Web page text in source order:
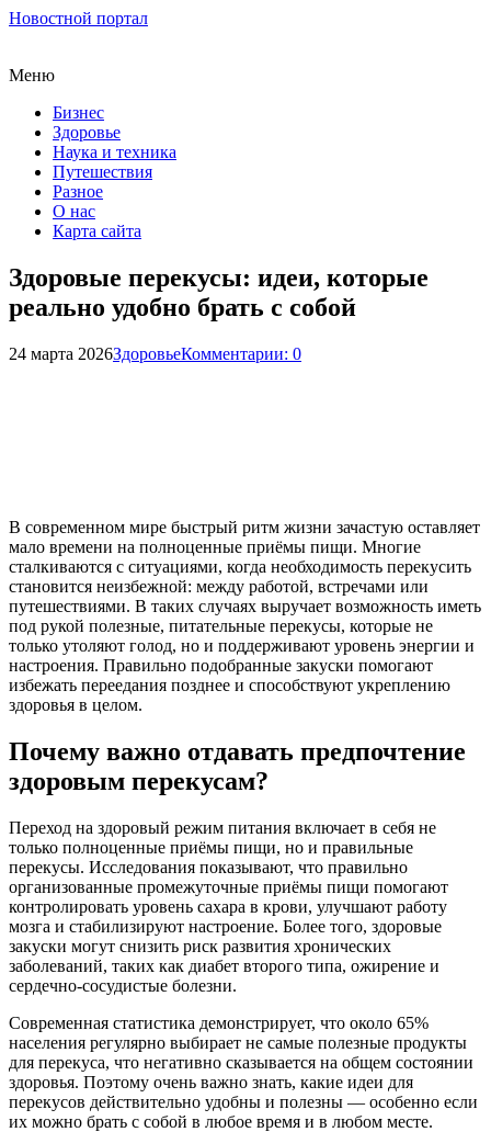
Новостной портал
Меню
Бизнес
Здоровье
Наука и техника
Путешествия
Разное
О нас
Карта сайта
Здоровые перекусы: идеи, которые
реально удобно брать с собой
24 марта 2026ЗдоровьеКомментарии: 0
В современном мире быстрый ритм жизни зачастую оставляет
мало времени на полноценные приёмы пищи. Многие
сталкиваются с ситуациями, когда необходимость перекусить
становится неизбежной: между работой, встречами или
путешествиями. В таких случаях выручает возможность иметь
под рукой полезные, питательные перекусы, которые не
только утоляют голод, но и поддерживают уровень энергии и
настроения. Правильно подобранные закуски помогают
избежать переедания позднее и способствуют укреплению
здоровья в целом.
Почему важно отдавать предпочтение
здоровым перекусам?
Переход на здоровый режим питания включает в себя не
только полноценные приёмы пищи, но и правильные
перекусы. Исследования показывают, что правильно
организованные промежуточные приёмы пищи помогают
контролировать уровень сахара в крови, улучшают работу
мозга и стабилизируют настроение. Более того, здоровые
закуски могут снизить риск развития хронических
заболеваний, таких как диабет второго типа, ожирение и
сердечно-сосудистые болезни.
Современная статистика демонстрирует, что около 65%
населения регулярно выбирает не самые полезные продукты
для перекуса, что негативно сказывается на общем состоянии
здоровья. Поэтому очень важно знать, какие идеи для
перекусов действительно удобны и полезны — особенно если
их можно брать с собой в любое время и в любом месте.